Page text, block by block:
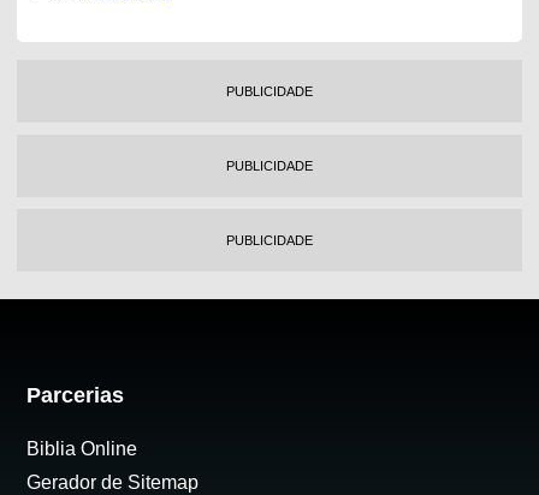
PUBLICIDADE
PUBLICIDADE
PUBLICIDADE
Parcerias
Biblia Online
Gerador de Sitemap